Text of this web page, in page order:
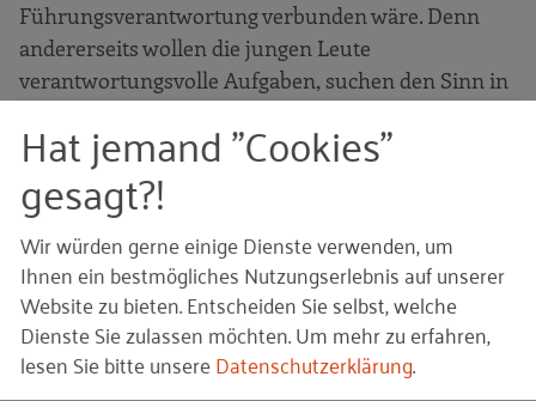
Führungsverantwortung verbunden wäre. Denn
andererseits wollen die jungen Leute
verantwortungsvolle Aufgaben, suchen den Sinn in
sich einzubringen. Was sie ablehnen ist das
Hamsterrad. Und wenn Führung sie darin einsperrt:
ohne die Generation Z.
Beispiel Loyalität
So gern jeder Arbeitgeber loyale und eng an das
Hat jemand "Cookies"
gesagt?!
Wir würden gerne einige Dienste verwenden, um
Ihnen ein bestmögliches Nutzungserlebnis auf unserer
Website zu bieten. Entscheiden Sie selbst, welche
Dienste Sie zulassen möchten.Um mehr zu erfahren,
lesen Sie bitte unsereDatenschutzerklärung.